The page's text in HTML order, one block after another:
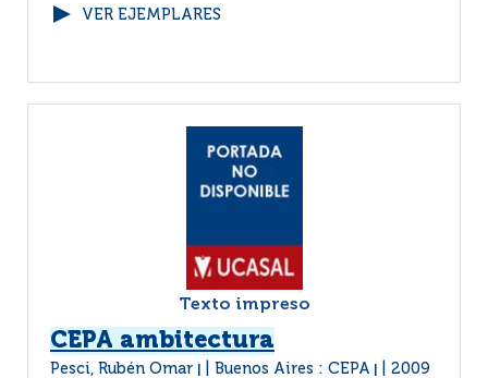
VER EJEMPLARES
Texto impreso
CEPA ambitectura
Pesci, Rubén Omar Buenos Aires : CEPA 2009